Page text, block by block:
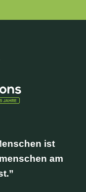
ist
am